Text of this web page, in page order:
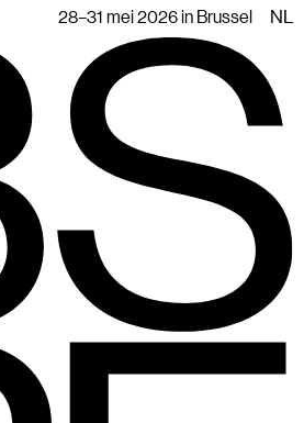
28–31 mei 2026 in Brussel NL